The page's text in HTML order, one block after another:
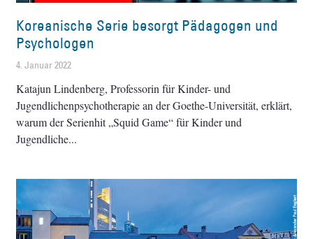
Koreanische Serie besorgt Pädagogen und
Psychologen
4. Januar 2022
Katajun Lindenberg, Professorin für Kinder- und
Jugendlichenpsychotherapie an der Goethe-Universität, erklärt,
warum der Serienhit „Squid Game“ für Kinder und
Jugendliche